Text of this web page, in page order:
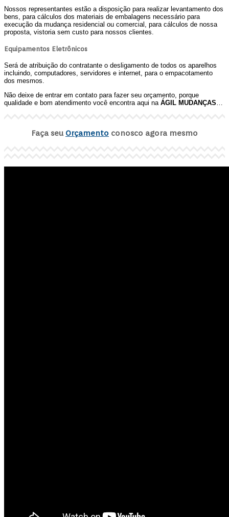
Nossos representantes estão a disposição para realizar levantamento dos
bens, para cálculos dos materiais de embalagens necessário para
execução da mudança residencial ou comercial, para cálculos de nossa
proposta, vistoria sem custo para nossos clientes.
Equipamentos Eletrônicos
Será de atribuição do contratante o desligamento de todos os aparelhos
incluindo, computadores, servidores e internet, para o empacotamento
dos mesmos.
Não deixe de entrar em contato para fazer seu orçamento, porque
qualidade e bom atendimento você encontra aqui na ÁGIL MUDANÇAS
Faça seu Orçamento conosco agora mesmo